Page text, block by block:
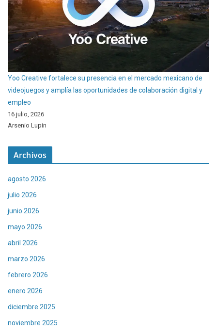
Yoo Creative fortalece su presencia en el mercado mexicano de
videojuegos y amplía las oportunidades de colaboración digital y
empleo
16 julio, 2026
Arsenio Lupin
Archivos
agosto 2026
julio 2026
junio 2026
mayo 2026
abril 2026
marzo 2026
febrero 2026
enero 2026
diciembre 2025
noviembre 2025